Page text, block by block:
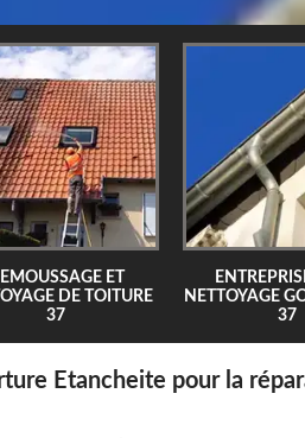
ET
DE TOITURE
37
NETTOYAGE
37
Etancheite pour la